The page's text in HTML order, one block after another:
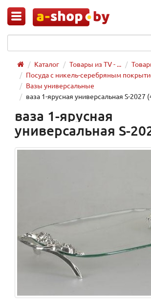
Каталог Товары из TV - ...
Посуда с никель-серебряным
Вазы универсальные
ваза 1-ярусная универсальная S-2027
ваза 1-ярусная
универсальная S-